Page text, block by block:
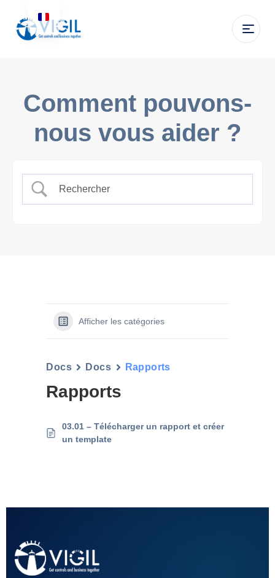
Comment pouvons-
nous vous aider ?
Afficher les catégories
Docs Docs Rapports
Rapports
03.01 – Télécharger un rapport et créer
un template